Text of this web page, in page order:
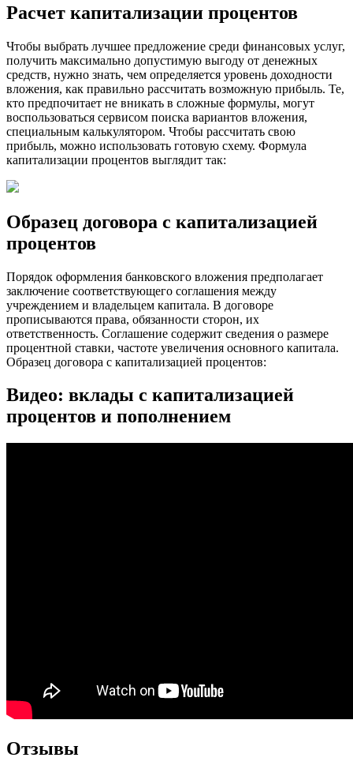
Расчет капитализации процентов
Чтобы выбрать лучшее предложение среди финансовых услуг,
получить максимально допустимую выгоду от денежных
средств, нужно знать, чем определяется уровень доходности
вложения, как правильно рассчитать возможную прибыль. Те,
кто предпочитает не вникать в сложные формулы, могут
воспользоваться сервисом поиска вариантов вложения,
специальным калькулятором. Чтобы рассчитать свою
прибыль, можно использовать готовую схему. Формула
капитализации процентов выглядит так:
Образец договора с капитализацией
процентов
Порядок оформления банковского вложения предполагает
заключение соответствующего соглашения между
учреждением и владельцем капитала. В договоре
прописываются права, обязанности сторон, их
ответственность. Соглашение содержит сведения о размере
процентной ставки, частоте увеличения основного капитала.
Образец договора с капитализацией процентов:
Видео: вклады с капитализацией
процентов и пополнением
Отзывы